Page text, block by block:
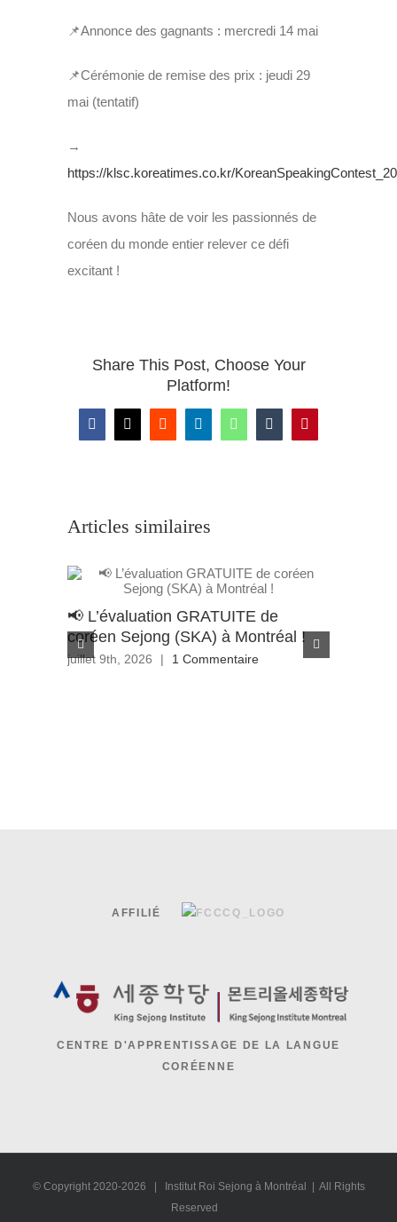
📌Annonce des gagnants : mercredi 14 mai
📌Cérémonie de remise des prix : jeudi 29
mai (tentatif)
→
https://klsc.koreatimes.co.kr/
Nous avons hâte de voir les passionnés de
coréen du monde entier relever ce défi
excitant !
Share This Post, Choose Your
Platform!
Facebook
X RedditLinkedInWhatsAppTumblrPinterest
Articles similaires
📢 L’évaluation GRATUITE de
coréen Sejong (SKA) à Montréal !
juillet 9th, 2026 | 1 Commentaire
AFFILIÉ
CENTRE D'APPRENTISSAGE DE LA LANGUE
CORÉENNE
© Copyright 2020-2026 | Institut Roi Sejong à Montréal | All Rights
Reserved